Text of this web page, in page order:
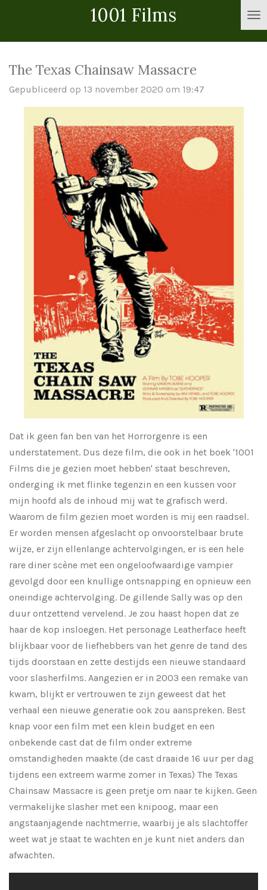
hoofdinhoud
1001 Films
The Texas Chainsaw Massacre
Gepubliceerd op 13 november 2020 om 19:47
Dat ik geen fan ben van het Horrorgenre is een
understatement. Dus deze film, die ook in het boek '1001
Films die je gezien moet hebben' staat beschreven,
onderging ik met flinke tegenzin en een kussen voor
mijn hoofd als de inhoud mij wat te grafisch werd.
Waarom de film gezien moet worden is mij een raadsel.
Er worden mensen afgeslacht op onvoorstelbaar brute
wijze, er zijn ellenlange achtervolgingen, er is een hele
rare diner scène met een ongeloofwaardige vampier
gevolgd door een knullige ontsnapping en opnieuw een
oneindige achtervolging. De gillende Sally was op den
duur ontzettend vervelend. Je zou haast hopen dat ze
haar de kop insloegen. Het personage Leatherface heeft
blijkbaar voor de liefhebbers van het genre de tand des
tijds doorstaan en zette destijds een nieuwe standaard
voor slasherfilms. Aangezien er in 2003 een remake van
kwam, blijkt er vertrouwen te zijn geweest dat het
verhaal een nieuwe generatie ook zou aanspreken. Best
knap voor een film met een klein budget en een
onbekende cast dat de film onder extreme
omstandigheden maakte (de cast draaide 16 uur per dag
tijdens een extreem warme zomer in Texas) The Texas
Chainsaw Massacre is geen pretje om naar te kijken. Geen
vermakelijke slasher met een knipoog, maar een
angstaanjagende nachtmerrie, waarbij je als slachtoffer
weet wat je staat te wachten en je kunt niet anders dan
afwachten.